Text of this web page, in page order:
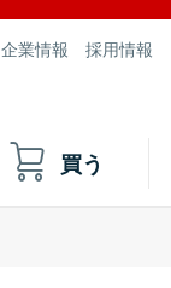
企業情報 採用情報
買う